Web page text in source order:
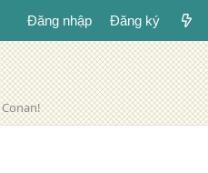
Đăng nhập Đăng ký